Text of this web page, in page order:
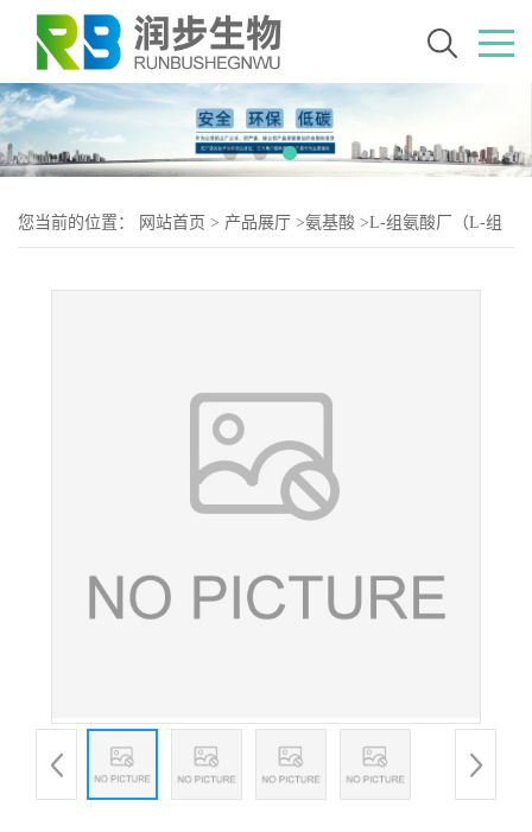
您当前的位置： 网站首页 > 产品展厅 >氨基酸 >L-组氨酸厂（L-组